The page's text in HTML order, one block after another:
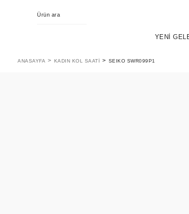
YENİ
ANASAYFA KADIN KOL SAATI SEIKO SWR099P1